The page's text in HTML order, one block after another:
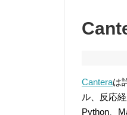
Canteraは
ル、反応
Python、